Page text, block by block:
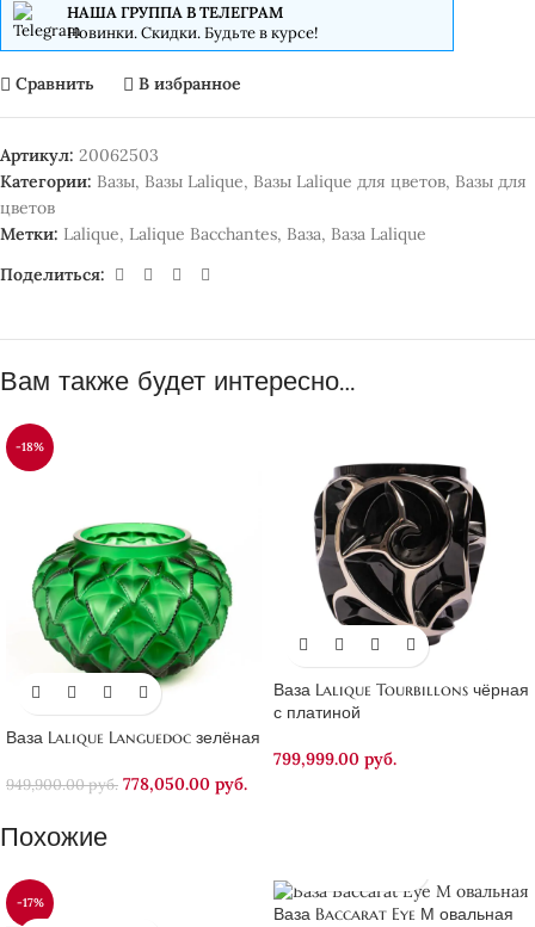
НАША ГРУППА В ТЕЛЕГРАМ
Новинки. Скидки. Будьте в курсе!
Сравнить В избранное
Артикул: 20062503
Категории: Вазы, Вазы Lalique, Вазы Lalique для цветов, Вазы для
цветов
Метки: Lalique, Lalique Bacchantes, Ваза, Ваза Lalique
Поделиться:
Вам также будет интересно…
-18%
Ваза Lalique Languedoc зелёная
949,900.00руб. 778,050.00 руб.
Ваза Lalique Tourbillons чёрная
с платиной
799,999.00 руб.
Похожие
-17%
Ваза Baccarat Eye М овальная